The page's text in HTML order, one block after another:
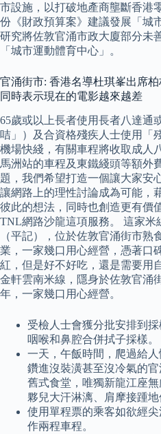
市設施，以打破地產商壟斷香港
份《財政預算案》建議發展「城
研究將佐敦官涌市政大廈部分未
「城市運動體育中心」。
官涌街市: 香港名導杜琪峯出席
同時表示現在的電影越來越差
65歲或以上長者使用長者八達通
咭」）及合資格殘疾人士使用「
機場快綫，有關車程將收取成人
馬洲站的車程及東鐵綫頭等額外
題，我們希望打造一個讓大家安
讓網路上的理性討論成為可能，
彼此的想法，同時也創造更有價
TNL網路沙龍這項服務。 這家米
（平記），位於佐敦官涌街市
業，一家幾口用心經營，憑著口
紅，但是好不好吃，還是需要用
金軒雲南米線，隱身於佐敦官涌
年，一家幾口用心經營。
受檢人士會獲分批安排到
咽喉和鼻腔合併拭子採樣。
一天，午飯時間，爬過給
鑽進沒裝潢甚至沒冷氣的
舊式食堂，唯獨新龍江座
夥兒大汗淋漓、肩摩接踵地
使用單程票的乘客如欲經
作兩程車程。